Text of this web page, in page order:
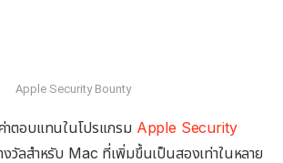
Apple Security Bounty
ตอบแทนในโปรแกรม Apple Security
างวัลสำหรับ Mac ที่เพิ่มขึ้นเป็นสองเท่าในหลาย